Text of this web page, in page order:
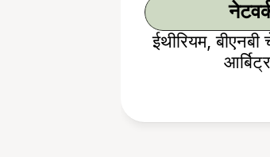
ईथीरियम, बीएनबी